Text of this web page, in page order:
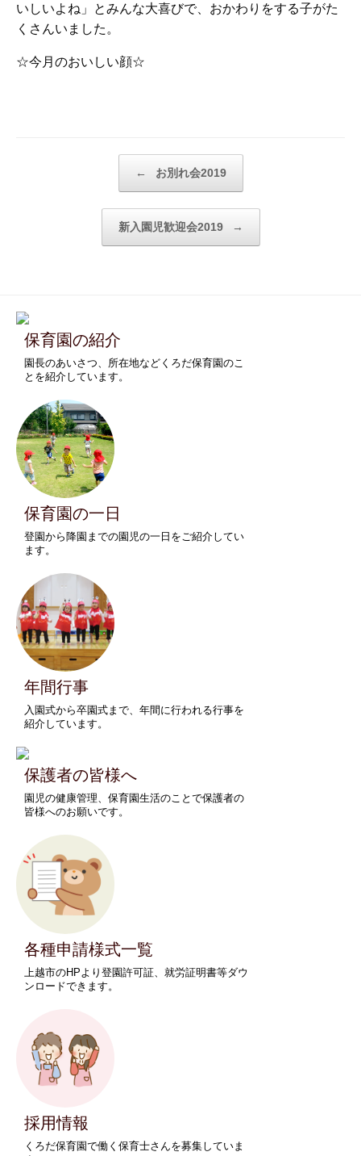
いしいよね」とみんな大喜びで、おかわりをする子がた
くさんいました。
☆今月のおいしい顔☆
← お別れ会2019
新入園児歓迎会2019 →
保育園の紹介
園長のあいさつ、所在地などくろだ保育園のこ
とを紹介しています。
保育園の一日
登園から降園までの園児の一日をご紹介してい
ます。
年間行事
入園式から卒園式まで、年間に行われる行事を
紹介しています。
保護者の皆様へ
園児の健康管理、保育園生活のことで保護者の
皆様へのお願いです。
各種申請様式一覧
上越市のHPより登園許可証、就労証明書等ダウ
ンロードできます。
採用情報
くろだ保育園で働く保育士さんを募集していま